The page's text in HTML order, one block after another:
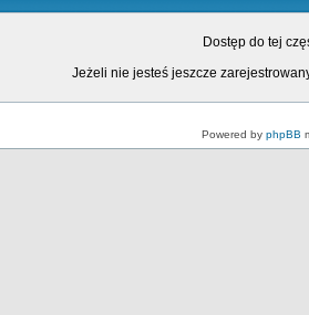
Dostęp do tej
Jeżeli nie jesteś jeszcze
Powered by phpBB